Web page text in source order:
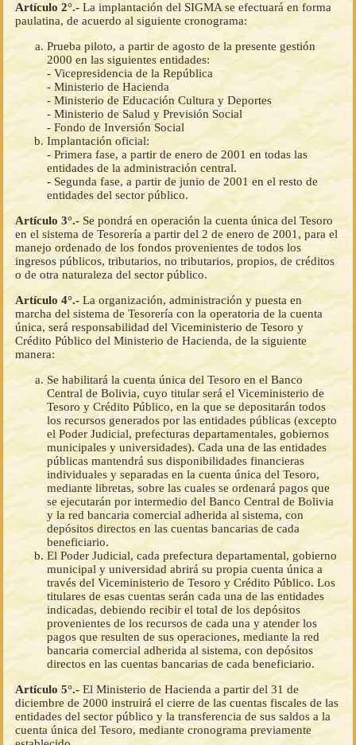
Artículo 2°.- La implantación del SIGMA se efectuará en forma
paulatina, de acuerdo al siguiente cronograma:
Prueba piloto, a partir de agosto de la presente gestión
2000 en las siguientes entidades:
- Vicepresidencia de la República
- Ministerio de Hacienda
- Ministerio de Educación Cultura y Deportes
- Ministerio de Salud y Previsión Social
- Fondo de Inversión Social
Implantación oficial:
- Primera fase, a partir de enero de 2001 en todas las
entidades de la administración central.
- Segunda fase, a partir de junio de 2001 en el resto de
entidades del sector público.
Artículo 3°.- Se pondrá en operación la cuenta única del Tesoro
en el sistema de Tesorería a partir del 2 de enero de 2001, para el
manejo ordenado de los fondos provenientes de todos los
ingresos públicos, tributarios, no tributarios, propios, de créditos
o de otra naturaleza del sector público.
Artículo 4°.- La organización, administración y puesta en
marcha del sistema de Tesorería con la operatoria de la cuenta
única, será responsabilidad del Viceministerio de Tesoro y
Crédito Público del Ministerio de Hacienda, de la siguiente
manera:
Se habilitará la cuenta única del Tesoro en el Banco
Central de Bolivia, cuyo titular será el Viceministerio de
Tesoro y Crédito Público, en la que se depositarán todos
los recursos generados por las entidades públicas (excepto
el Poder Judicial, prefecturas departamentales, gobiernos
municipales y universidades). Cada una de las entidades
públicas mantendrá sus disponibilidades financieras
individuales y separadas en la cuenta única del Tesoro,
mediante libretas, sobre las cuales se ordenará pagos que
se ejecutarán por intermedio del Banco Central de Bolivia
y la red bancaria comercial adherida al sistema, con
depósitos directos en las cuentas bancarias de cada
beneficiario.
El Poder Judicial, cada prefectura departamental, gobierno
municipal y universidad abrirá su propia cuenta única a
través del Viceministerio de Tesoro y Crédito Público. Los
titulares de esas cuentas serán cada una de las entidades
indicadas, debiendo recibir el total de los depósitos
provenientes de los recursos de cada una y atender los
pagos que resulten de sus operaciones, mediante la red
bancaria comercial adherida al sistema, con depósitos
directos en las cuentas bancarias de cada beneficiario.
Artículo 5°.- El Ministerio de Hacienda a partir del 31 de
diciembre de 2000 instruirá el cierre de las cuentas fiscales de las
entidades del sector público y la transferencia de sus saldos a la
cuenta única del Tesoro, mediante cronograma previamente